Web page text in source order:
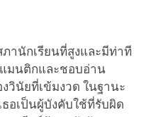
านักเรียนที่สูงและมีท่าที
มนติกและชอบอ่าน
วินัยที่เข้มงวด ในฐานะ
อเป็นผู้บังคับใช้ที่รับผิด